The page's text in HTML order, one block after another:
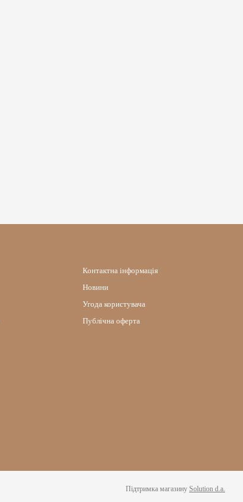
Підтримка магазину Solution d.a.
Контактна інформація
Новини
Угода користувача
Публічна оферта